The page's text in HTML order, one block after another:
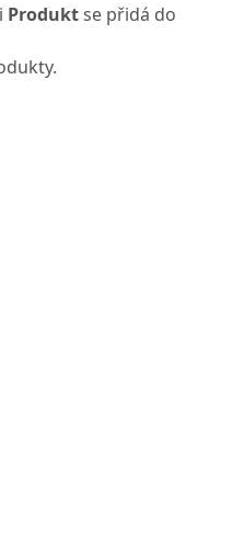
Produktse přidá do